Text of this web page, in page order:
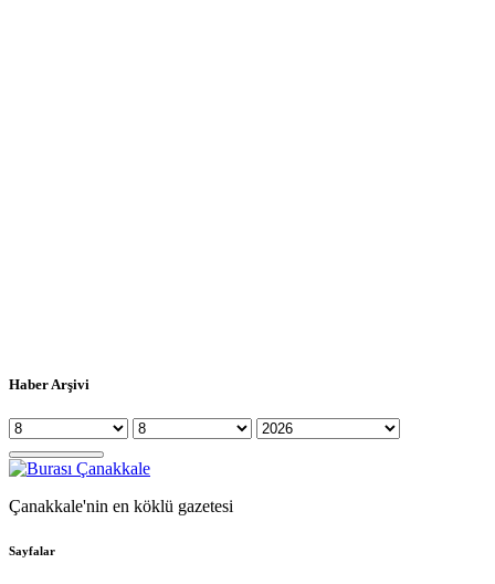
Haber Arşivi
Çanakkale'nin en köklü gazetesi
Sayfalar